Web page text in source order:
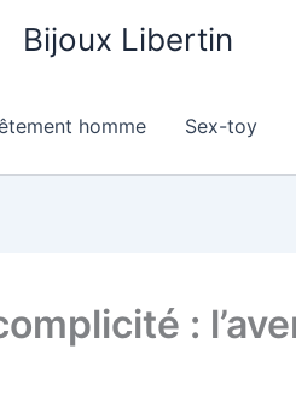
Bijoux Libertin
homme Sex-toy
: